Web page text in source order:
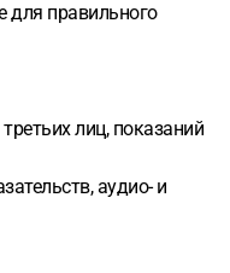
для правильного
лиц, показаний
аудио- и